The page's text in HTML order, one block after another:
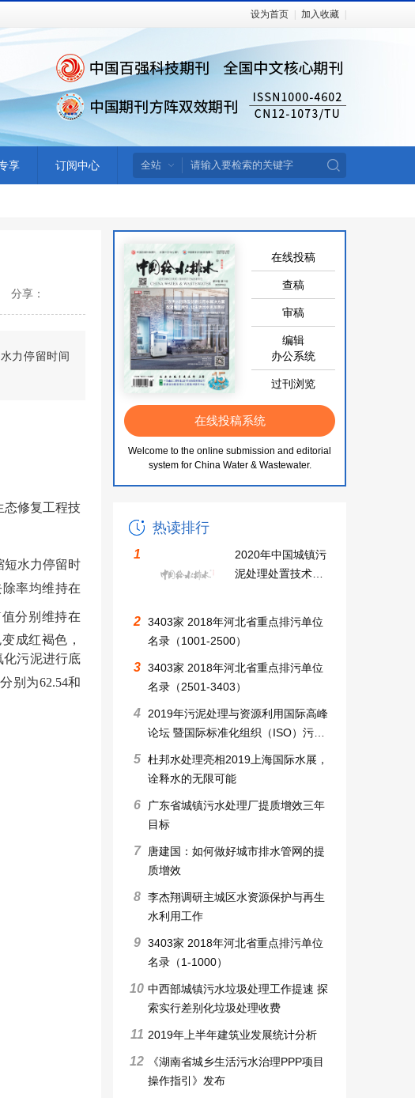
设为首页 加入收藏
享 订阅中心
分享：
力停留时间
态修复工程技
短水力停留时
率均维持在
分别维持在
成红褐色，
化污泥进行底
别为62.54和
在线投稿
查稿
审稿
编辑
办公系统
过刊浏览
在线投稿系统
Welcome to the online submission and editorial
system for China Water & Wastewater.
热读排行
1
2020年中国城镇污
泥处理处置技术与
市建设及固废资源
化利用大会邀请函
2 3403家 2018年河北省重点排污单位
名录（1001-2500）
3 3403家 2018年河北省重点排污单位
名录（2501-3403）
4
2019年污泥处理与资源利用国际高峰
论坛 暨国际标准化组织（ISO）污泥
处理和利用标准工作组会议
5 杜邦水处理亮相2019上海国际水展，
诠释水的无限可能
6
广东省城镇污水处理厂提质增效三年
目标
7
唐建国：如何做好城市排水管网的提
质增效
8 李杰翔调研主城区水资源保护与再生
水利用工作
9 3403家 2018年河北省重点排污单位
名录（1-1000）
10 中西部城镇污水垃圾处理工作提速 探
索实行差别化垃圾处理收费
11 2019年上半年建筑业发展统计分析
12
《湖南省城乡生活污水治理PPP项目
操作指引》发布